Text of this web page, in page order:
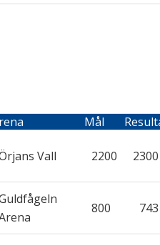
Mål
Vall 2200
800